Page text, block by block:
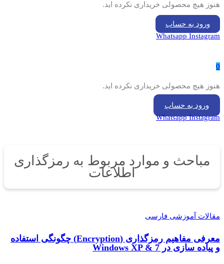
هنوز هیچ محصولی خریداری نکرده اید.
ورود به حساب
Whatsapp Instagram
0
هنوز هیچ محصولی خریداری نکرده اید.
ورود به حساب
Whatsapp Instagram
مباحث و موارد مربوط به رمزگذاری
اطلاعات
مقالات آموزشی فارسی
معرفی مفاهیم رمزگذاری (Encryption) چگونگی استفاده
و پیاده سازی در Windows XP & 7